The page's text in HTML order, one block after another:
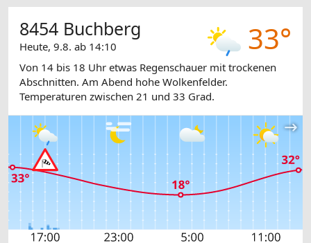
33°
8454 Buchberg
Heute, 9.8. ab 14:10
Von 14 bis 18 Uhr etwas Regenschauer mit trockenen
Abschnitten. Am Abend hohe Wolkenfelder.
Temperaturen zwischen 21 und 33 Grad.